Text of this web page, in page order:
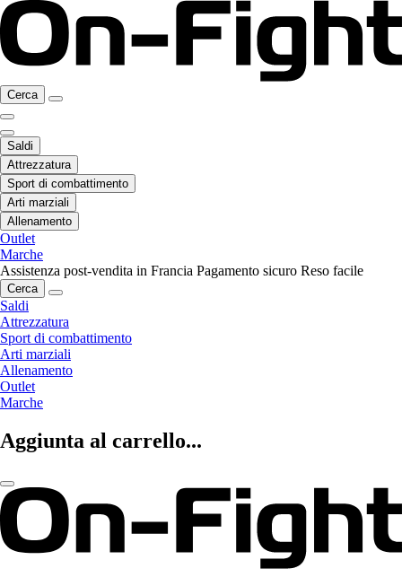
Cerca
Saldi
Attrezzatura
Sport di combattimento
Arti marziali
Allenamento
Outlet
Marche
Assistenza post-vendita in Francia Pagamento sicuro Reso facile
Cerca
Saldi
Attrezzatura
Sport di combattimento
Arti marziali
Allenamento
Outlet
Marche
Aggiunta al carrello...